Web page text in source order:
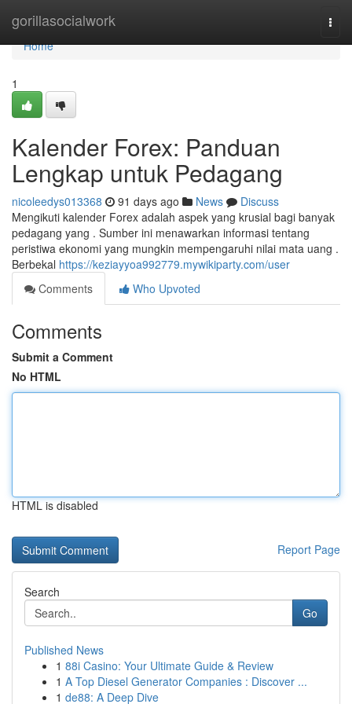
gorillasocialwork
Home
Home
1
Kalender Forex: Panduan
Lengkap untuk Pedagang
nicoleedys013368 91 days ago News
Discuss
Mengikuti kalender Forex adalah aspek yang krusial bagi banyak
pedagang yang . Sumber ini menawarkan informasi tentang
peristiwa ekonomi yang mungkin mempengaruhi nilai mata uang .
Berbekal https://keziayyoa992779.mywikiparty.com/user
Comments
Who Upvoted
Comments
Submit a Comment
No HTML
HTML is disabled
Report Page
Search
Go
Published News
1 88i Casino: Your Ultimate Guide & Review
1 A Top Diesel Generator Companies : Discover ...
1 de88: A Deep Dive